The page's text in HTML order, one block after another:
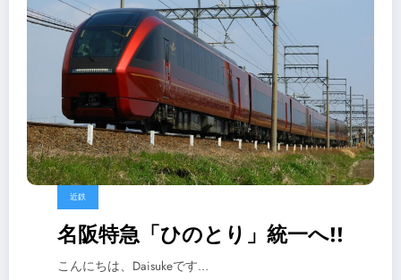
近鉄
名阪特急「ひのとり」統一へ!!
こんにちは、Daisukeです…